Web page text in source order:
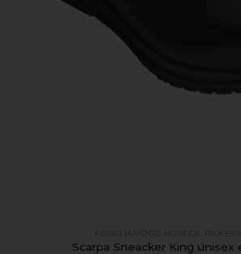
ABBIGLIAMENTO HO.RE.CA.
Scarpa Sneacker King unisex